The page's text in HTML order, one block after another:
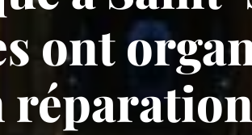
ont
réparation